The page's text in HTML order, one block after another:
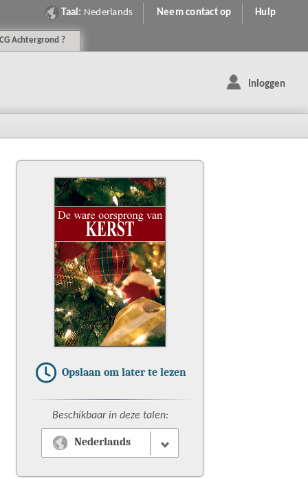
Taal: Nederlands Neem contact op Hulp
Achtergrond ?
Inloggen
Opslaan om later te lezen
Beschikbaar in deze talen:
Nederlands